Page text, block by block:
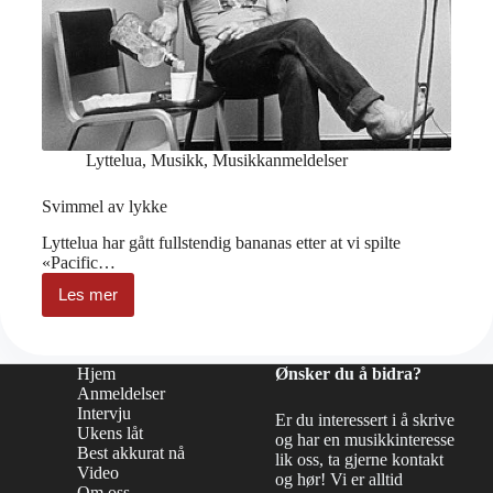
Lyttelua, Musikk, Musikkanmeldelser
Svimmel av lykke
Lyttelua har gått fullstendig bananas etter at vi spilte
«Pacific…
Les merSvimmel
av
Hjem
Anmeldelser
Intervju
Ukens låt
Best akkurat nå
Video
Ønsker du å bidra?
Er du interessert i å skrive
og har en musikkinteresse
lik oss, ta gjerne kontakt
og hør! Vi er alltid